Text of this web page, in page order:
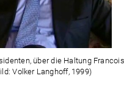
über die Haltung
Volker Langhoff, 1999)